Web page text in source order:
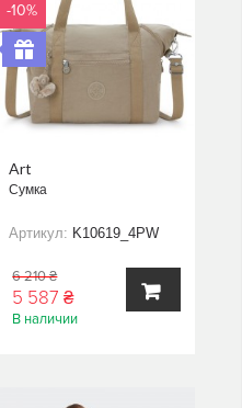
-10%
Art
Сумка
Артикул: K10619_4PW
6 210 ₴
5 587 ₴
В наличии